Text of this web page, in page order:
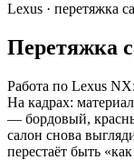
Lexus · перетяжка
Перетяжка
Работа по Lexus
На кадрах:
— бордовый,
салон снова
перестаёт быть